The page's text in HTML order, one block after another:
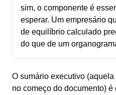
sim, o componente é
esperar. Um empresário
de equilíbrio calculado
do que de um
O sumário executivo
no começo do documento)